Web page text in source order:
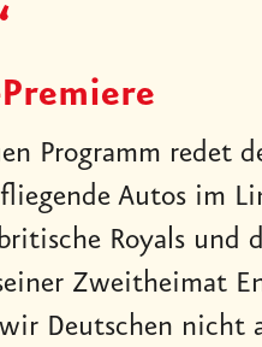
Programm redet
Autos im
Royals und
Zweitheimat
Deutschen nicht